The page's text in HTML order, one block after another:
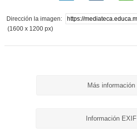
Dirección la imagen:
(1600 x 1200 px)
Más información
Información EXIF